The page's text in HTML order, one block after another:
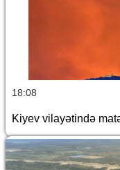
18:08
Kiyev vilayətində